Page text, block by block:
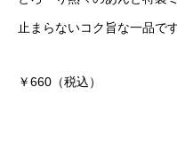
止まらないコク旨な一品です
￥660（税込）